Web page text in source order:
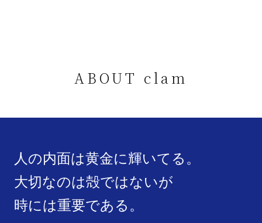
ABOUT clam
人の内面は黄金に輝いてる。
大切なのは殻ではないが
時には重要である。